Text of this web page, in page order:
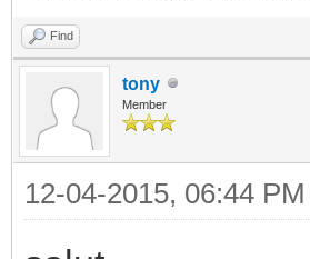
Find
tony
Member
12-04-2015, 06:44 PM